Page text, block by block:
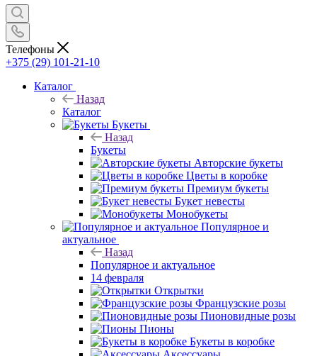
Телефоны
+375 (29) 101-21-10
Каталог
Назад
Каталог
Букеты
Назад
Букеты
Авторские букеты
Цветы в коробке
Премиум букеты
Букет невесты
Монобукеты
Популярное и
актуальное
Назад
Популярное и актуальное
14 февраля
Открытки
Французские розы
Пионовидные розы
Пионы
Букеты в коробке